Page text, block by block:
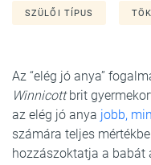
SZÜLŐI TÍPUS
Az “elég jó anya”
Winnicottbrit
az elég jó anya jobb,
számára teljes
hozzászoktatja a babát